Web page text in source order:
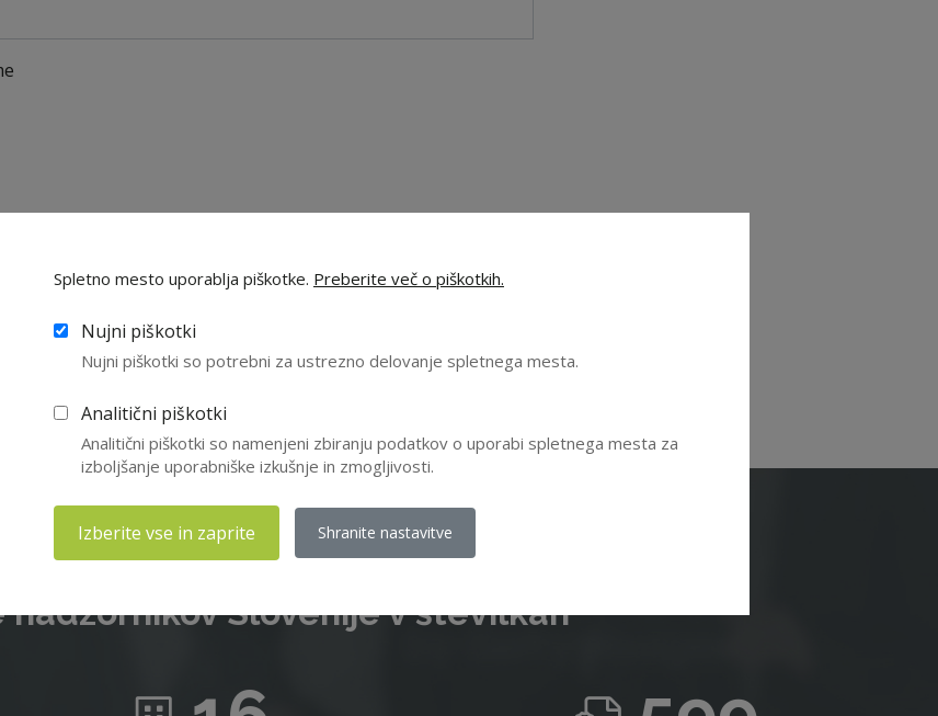
ZNS, vas vabimo da se nam pridružite in izkoristite vse ugodnosti
Letna članarina znaša 210 EUR, za upokojence pa 55 EUR.
Včlanitev
nadzornikov Slovenije v številkah
Spletno mesto uporablja piškotke. Preberite več o piškotkih.
Nujni piškotki
Nujni piškotki so potrebni za ustrezno delovanje spletnega mesta.
Analitični piškotki
Analitični piškotki so namenjeni zbiranju podatkov o uporabi spletnega mesta za
izboljšanje uporabniške izkušnje in zmogljivosti.
Izberite vse in zaprite Shranite nastavitve